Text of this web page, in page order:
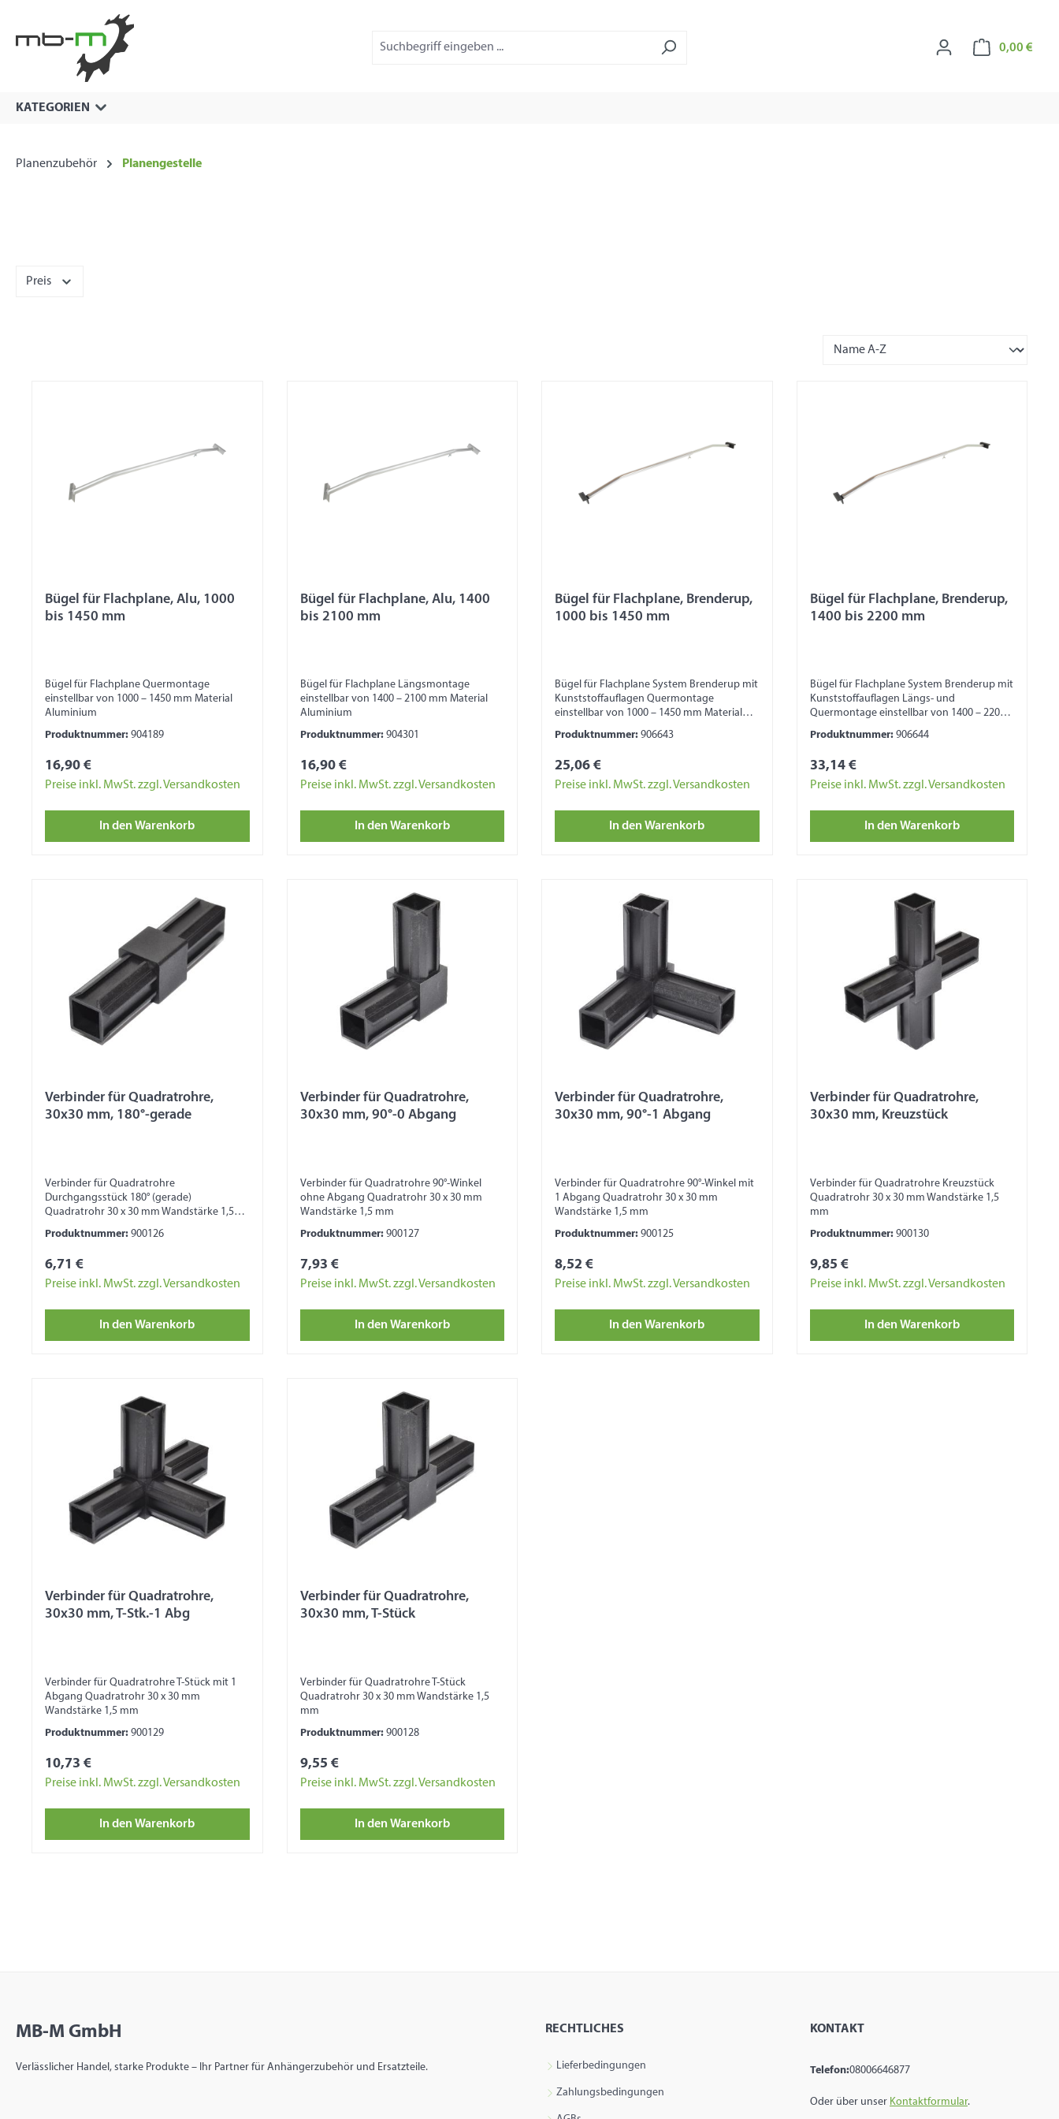
Zur Hauptnavigation springen
0,00 €
KATEGORIEN
Planenzubehör Planengestelle
Preis
Bügel für Flachplane, Alu, 1000
bis 1450 mm
Bügel für Flachplane Quermontage
einstellbar von 1000 – 1450 mm Material
Aluminium
Produktnummer: 904189
16,90 €
Preise inkl. MwSt. zzgl. Versandkosten
In den Warenkorb
Bügel für Flachplane, Alu, 1400
bis 2100 mm
Bügel für Flachplane Längsmontage
einstellbar von 1400 – 2100 mm Material
Aluminium
Produktnummer: 904301
16,90 €
Preise inkl. MwSt. zzgl. Versandkosten
In den Warenkorb
Bügel für Flachplane, Brenderup,
1000 bis 1450 mm
Bügel für Flachplane System Brenderup mit
Kunststoffauflagen Quermontage
einstellbar von 1000 – 1450 mm Material
Aluminium
Produktnummer: 906643
25,06 €
Preise inkl. MwSt. zzgl. Versandkosten
In den Warenkorb
Bügel für Flachplane, Brenderup,
1400 bis 2200 mm
Bügel für Flachplane System Brenderup mit
Kunststoffauflagen Längs- und
Quermontage einstellbar von 1400 – 2200
mm Material Aluminium
Produktnummer: 906644
33,14 €
Preise inkl. MwSt. zzgl. Versandkosten
In den Warenkorb
Verbinder für Quadratrohre,
30x30 mm, 180°-gerade
Verbinder für Quadratrohre
Durchgangsstück 180° (gerade)
Quadratrohr 30 x 30 mm Wandstärke 1,5
Produktnummer: 900126
6,71 €
Preise inkl. MwSt. zzgl. Versandkosten
In den Warenkorb
Verbinder für Quadratrohre,
30x30 mm, 90°-0 Abgang
Verbinder für Quadratrohre 90°-Winkel
ohne Abgang Quadratrohr 30 x 30 mm
Wandstärke 1,5 mm
Produktnummer: 900127
7,93 €
Preise inkl. MwSt. zzgl. Versandkosten
In den Warenkorb
Verbinder für Quadratrohre,
30x30 mm, 90°-1 Abgang
Verbinder für Quadratrohre 90°-Winkel mit
1 Abgang Quadratrohr 30 x 30 mm
Wandstärke 1,5 mm
Produktnummer: 900125
8,52 €
Preise inkl. MwSt. zzgl. Versandkosten
In den Warenkorb
Verbinder für Quadratrohre,
30x30 mm, Kreuzstück
Verbinder für Quadratrohre Kreuzstück
Quadratrohr 30 x 30 mm Wandstärke 1,5
mm
Produktnummer: 900130
9,85 €
Preise inkl. MwSt. zzgl. Versandkosten
In den Warenkorb
Verbinder für Quadratrohre,
30x30 mm, T-Stk.-1 Abg
Verbinder für Quadratrohre T-Stück mit 1
Abgang Quadratrohr 30 x 30 mm
Wandstärke 1,5 mm
Produktnummer: 900129
10,73 €
Preise inkl. MwSt. zzgl. Versandkosten
In den Warenkorb
Verbinder für Quadratrohre,
30x30 mm, T-Stück
Verbinder für Quadratrohre T-Stück
Quadratrohr 30 x 30 mm Wandstärke 1,5
mm
Produktnummer: 900128
9,55 €
Preise inkl. MwSt. zzgl. Versandkosten
In den Warenkorb
MB-M GmbH
Verlässlicher Handel, starke Produkte – Ihr Partner für Anhängerzubehör und Ersatzteile.
RECHTLICHES
Lieferbedingungen
Zahlungsbedingungen
KONTAKT
Telefon:08006646877
Oder über unser Kontaktformular.